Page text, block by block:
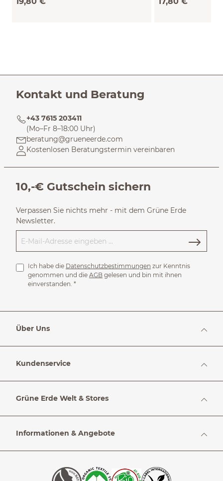
Kontakt und Beratung
+43 7615 203411
(Mo–Fr 8–18:00 Uhr)
beratung@grueneerde.com
Kostenlosen Beratungstermin vereinbaren
10,-€ Gutschein sichern
Verpassen Sie nichts mehr - mit dem Grüne Erde
Newsletter.
Ich habe die Datenschutzbestimmungen zur Kenntnis
genommen und die AGB gelesen und bin mit ihnen
einverstanden. *
Über Uns
Kundenservice
Grüne Erde Welt & Stores
Informationen & Angebote